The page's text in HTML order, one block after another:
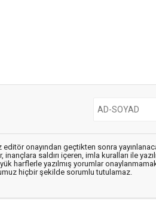
editör onayından geçtikten sonra
inançlara saldırı içeren, imla kuralları ile
harflerle yazılmış yorumlar
hiçbir şekilde sorumlu tutulamaz.